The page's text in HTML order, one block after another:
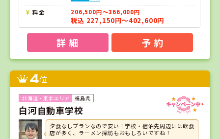
料金 206,500円～366,000円
税込 227,150円～402,600円
詳 細 予 約
4位
福島県
白河自動車学校
夕食なしプランなので安い！学校・宿泊先周辺には飲食
店が多く、ラーメン探訪もおもしろいですね！